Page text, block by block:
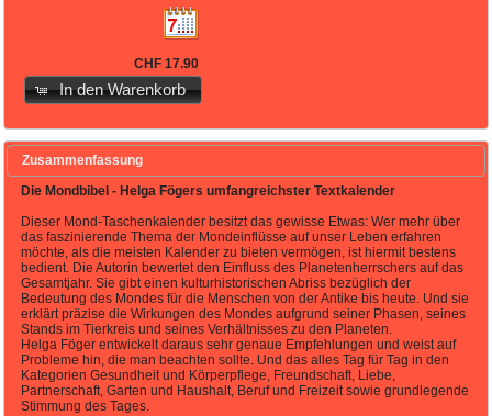
CHF 17.90
In den Warenkorb
Zusammenfassung
Die Mondbibel - Helga Fögers umfangreichster Textkalender
Dieser Mond-Taschenkalender besitzt das gewisse Etwas: Wer mehr über
das faszinierende Thema der Mondeinflüsse auf unser Leben erfahren
möchte, als die meisten Kalender zu bieten vermögen, ist hiermit bestens
bedient. Die Autorin bewertet den Einfluss des Planetenherrschers auf das
Gesamtjahr. Sie gibt einen kulturhistorischen Abriss bezüglich der
Bedeutung des Mondes für die Menschen von der Antike bis heute. Und sie
erklärt präzise die Wirkungen des Mondes aufgrund seiner Phasen, seines
Stands im Tierkreis und seines Verhältnisses zu den Planeten.
Helga Föger entwickelt daraus sehr genaue Empfehlungen und weist auf
Probleme hin, die man beachten sollte. Und das alles Tag für Tag in den
Kategorien Gesundheit und Körperpflege, Freundschaft, Liebe,
Partnerschaft, Garten und Haushalt, Beruf und Freizeit sowie grundlegende
Stimmung des Tages.